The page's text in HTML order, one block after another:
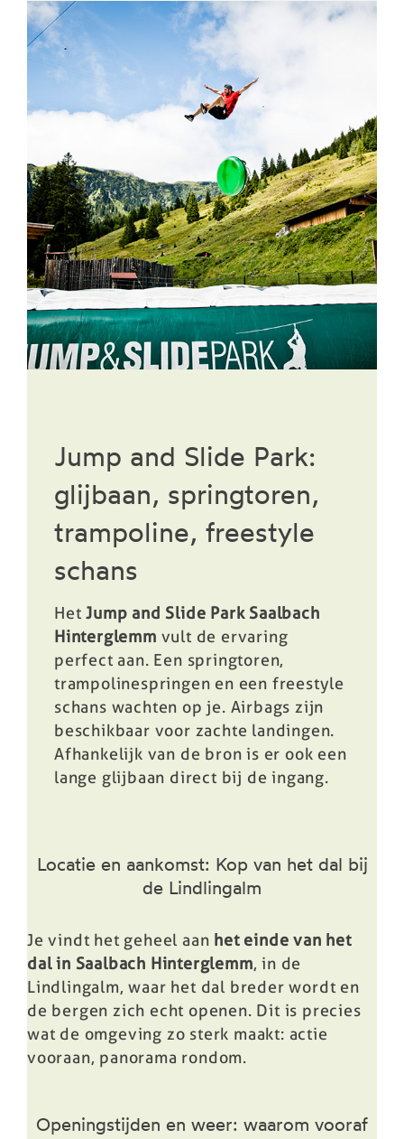
Jump and Slide Park:
glijbaan, springtoren,
trampoline, freestyle
schans
HetJump and Slide Park Saalbach
Hinterglemm vult de ervaring
perfect aan. Een springtoren,
trampolinespringen en een freestyle
schans wachten op je. Airbags zijn
beschikbaar voor zachte landingen.
Afhankelijk van de bron is er ook een
lange glijbaan direct bij de ingang.
Locatie en aankomst: Kop van het dal bij
de Lindlingalm
Je vindt het geheel aan het einde van het
dal in Saalbach Hinterglemm, in de
Lindlingalm, waar het dal breder wordt en
de bergen zich echt openen. Dit is precies
wat de omgeving zo sterk maakt: actie
vooraan, panorama rondom.
Openingstijden en weer: waarom vooraf